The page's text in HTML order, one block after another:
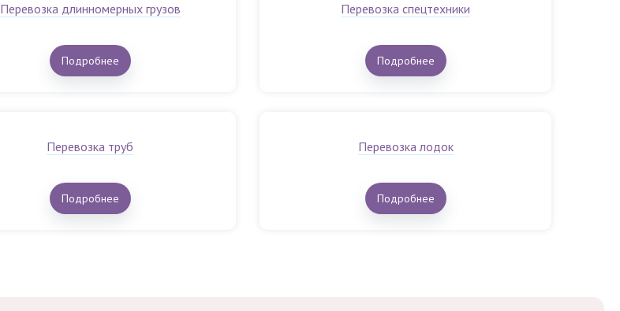
Перевозка длинномерных грузов
Подробнее
Перевозка спецтехники
Подробнее
Перевозка труб
Подробнее
Перевозка лодок
Подробнее